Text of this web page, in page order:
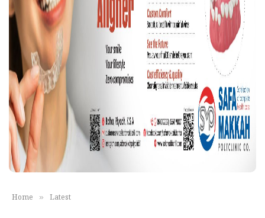
Home » Latest